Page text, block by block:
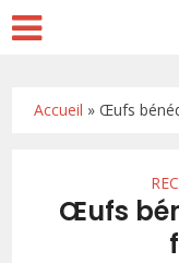
Accueil »Œufs
Œufs